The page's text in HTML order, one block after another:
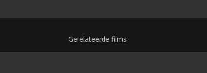
Gerelateerde films